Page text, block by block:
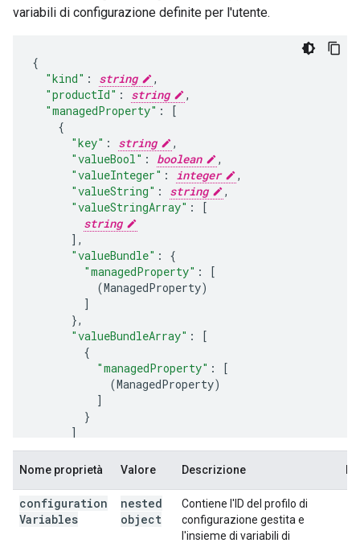
variabili di configurazione definite per l'utente.
"kind" : string
,
"productId" : string
,
"managedProperty" :
[
"key" : string
,
"valueBool" : boolean
,
"valueInteger" : integer
,
"valueString" : string
,
"valueStringArray" :
[
string
],
"valueBundle" :
"managedProperty" :
[
(ManagedProperty)
]
},
"valueBundleArray" :
[
"managedProperty" :
[
(ManagedProperty)
]
]
],
"configurationVariables"
"kind"
"mcmId": string
"variableSet": [
Nome proprietà Valore Descrizione
configuration
Variables
nested
object
Contiene l'ID del profilo di
configurazione gestita e
l'insieme di variabili di